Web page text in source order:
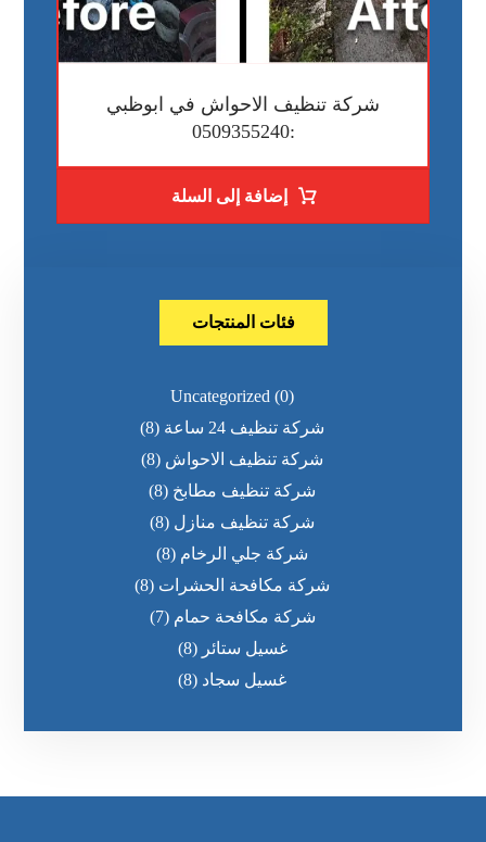
شركة تنظيف الاحواش في ابوظبي
:0509355240
إضافة إلى السلة
فئات المنتجات
Uncategorized (0)
شركة تنظيف 24 ساعة
(8)
شركة تنظيف الاحواش (8)
شركة تنظيف مطابخ (8)
شركة تنظيف منازل (8)
شركة جلي الرخام (8)
شركة مكافحة الحشرات (8)
شركة مكافحة حمام (7)
غسيل ستائر (8)
غسيل سجاد (8)